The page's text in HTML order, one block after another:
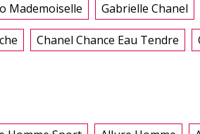
Mademoiselle Gabrielle Chanel
Chanel Chance Eau Tendre